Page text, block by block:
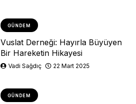
GÜNDEM
Vuslat Derneği: Hayırla Büyüyen
Bir Hareketin Hikayesi
Vadi Sağdıç 22 Mart 2025
GÜNDEM